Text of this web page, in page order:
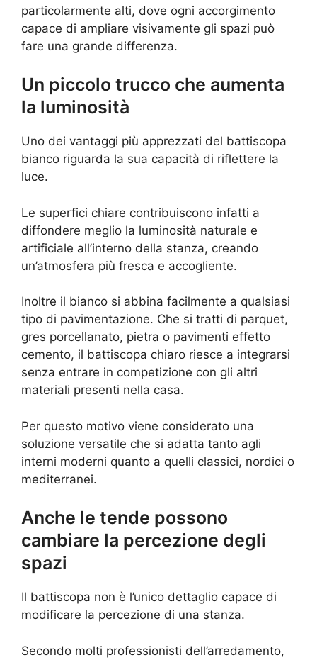
particolarmente alti, dove ogni accorgimento
capace di ampliare visivamente gli spazi può
fare una grande differenza.
Un piccolo trucco che aumenta
la luminosità
Uno dei vantaggi più apprezzati del battiscopa
bianco riguarda la sua capacità di riflettere la
luce.
Le superfici chiare contribuiscono infatti a
diffondere meglio la luminosità naturale e
artificiale all’interno della stanza, creando
un’atmosfera più fresca e accogliente.
Inoltre il bianco si abbina facilmente a qualsiasi
tipo di pavimentazione. Che si tratti di parquet,
gres porcellanato, pietra o pavimenti effetto
cemento, il battiscopa chiaro riesce a integrarsi
senza entrare in competizione con gli altri
materiali presenti nella casa.
Per questo motivo viene considerato una
soluzione versatile che si adatta tanto agli
interni moderni quanto a quelli classici, nordici o
mediterranei.
Anche le tende possono
cambiare la percezione degli
spazi
Il battiscopa non è l’unico dettaglio capace di
modificare la percezione di una stanza.
Secondo molti professionisti dell’arredamento,